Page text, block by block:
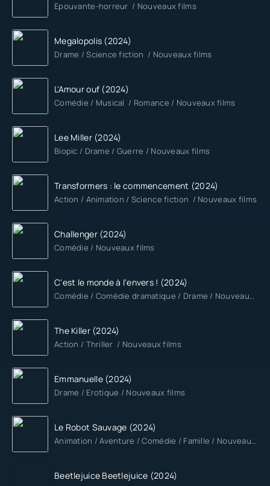
Epouvante-horreur / Nouveaux films
Megalopolis (2024)
Drame / Science fiction / Nouveaux films
L'Amour ouf (2024)
Comédie / Musical / Romance / Nouveaux films
Lee Miller (2024)
Biopic / Drame / Guerre / Nouveaux films
Transformers : le commencement (2024)
Action / Animation / Science fiction / Nouveaux films
Challenger (2024)
Comédie / Nouveaux films
C'est le monde à l'envers ! (2024)
Comédie / Comédie dramatique / Drame / Nouveaux films
The Killer (2024)
Action / Thriller / Nouveaux films
Emmanuelle (2024)
Drame / Erotique / Nouveaux films
Le Robot Sauvage (2024)
Animation / Aventure / Comédie / Famille / Nouveaux films
Beetlejuice Beetlejuice (2024)